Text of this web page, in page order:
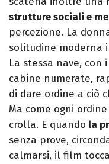
strutture sociali e
percezione. La
solitudine moderna
La stessa nave, con
cabine numerate,
di dare ordine a ciò
Ma come ogni
crolla. E quando la
senza prove,
calmarsi, il film